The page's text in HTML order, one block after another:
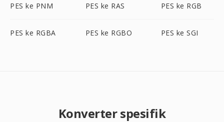
PES ke PNM PES ke RAS PES ke RGB
PES ke RGBA PES ke RGBO PES ke SGI
Konverter spesifik